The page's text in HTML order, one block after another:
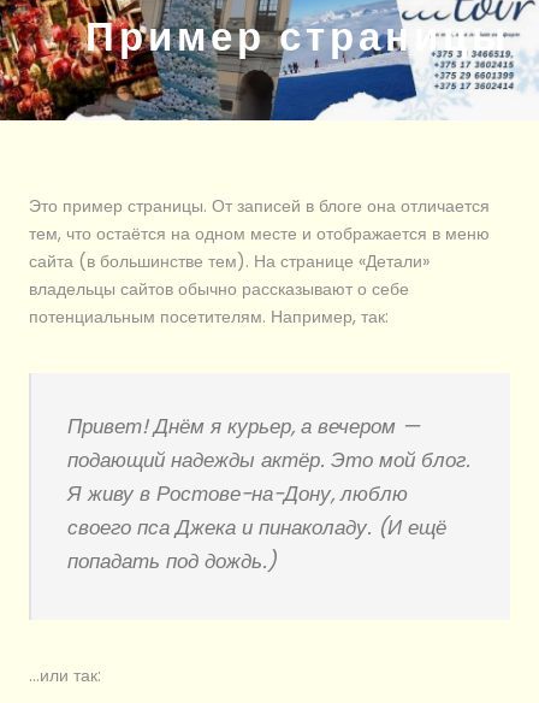
Пример страницы
Это пример страницы. От записей в блоге она отличается
тем, что остаётся на одном месте и отображается в меню
сайта (в большинстве тем). На странице «Детали»
владельцы сайтов обычно рассказывают о себе
потенциальным посетителям. Например, так:
Привет! Днём я курьер, а вечером —
подающий надежды актёр. Это мой блог.
Я живу в Ростове-на-Дону, люблю
своего пса Джека и пинаколаду. (И ещё
попадать под дождь.)
…или так: